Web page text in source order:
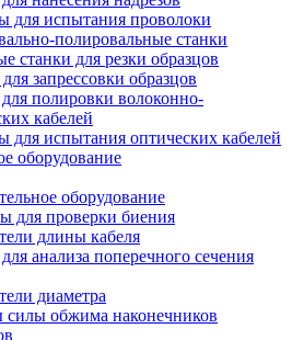
испытания проволоки
полировальные станки
станки для резки образцов
запрессовки образцов
полировки волоконно-
кабелей
испытания оптических кабелей
оборудование
оборудование
для проверки биения
длины кабеля
анализа поперечного сечения
диаметра
силы обжима наконечников